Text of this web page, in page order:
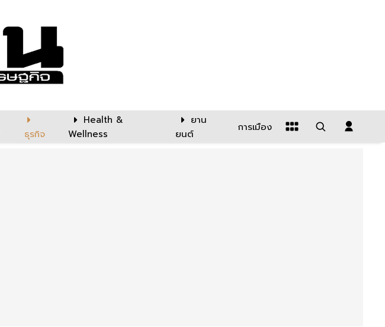
ธุรกิจ
Health &
Wellness
ยาน
ยนต์
การเมือง